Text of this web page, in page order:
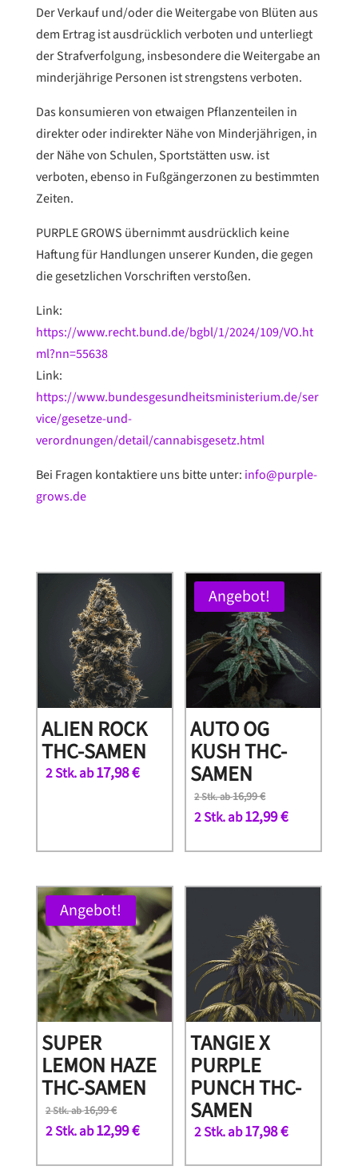
Der Verkauf und/oder die Weitergabe von Blüten aus
dem Ertrag ist ausdrücklich verboten und unterliegt
der Strafverfolgung, insbesondere die Weitergabe an
minderjährige Personen ist strengstens verboten.
Das konsumieren von etwaigen Pflanzenteilen in
direkter oder indirekter Nähe von Minderjährigen, in
der Nähe von Schulen, Sportstätten usw. ist
verboten, ebenso in Fußgängerzonen zu bestimmten
Zeiten.
PURPLE GROWS übernimmt ausdrücklich keine
Haftung für Handlungen unserer Kunden, die gegen
die gesetzlichen Vorschriften verstoßen.
Link:
https://www.recht.bund.de/bgbl/1/2024/109/VO.ht
ml?nn=55638
Link:
https://www.bundesgesundheitsministerium.de/ser
vice/gesetze-und-
verordnungen/detail/cannabisgesetz.html
Bei Fragen kontaktiere uns bitte unter: info@purple-
grows.de
ALIEN ROCK
THC-SAMEN
2 Stk. ab17,98€
Angebot!
AUTO OG
KUSH THC-
SAMEN
2 Stk. ab16,99€
2 Stk. ab12,99€
Angebot!
SUPER
LEMON HAZE
THC-SAMEN
2 Stk. ab16,99€
2 Stk. ab12,99€
TANGIE X
PURPLE
PUNCH THC-
SAMEN
2 Stk. ab17,98€